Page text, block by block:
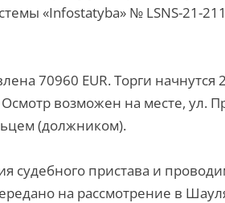
«Infostatyba» № LSNS-21-
70960 EUR. Торги начнутся
возможен на месте, ул.
(должником).
судебного пристава и
на рассмотрение в